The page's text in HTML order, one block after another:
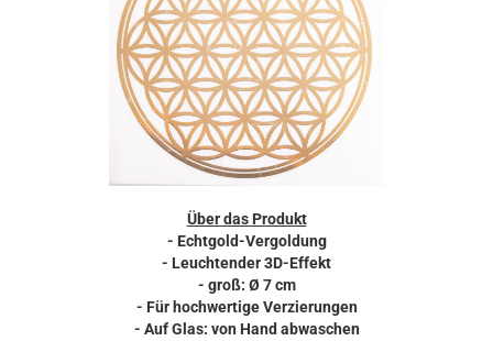
Über das Produkt
- Echtgold-Vergoldung
- Leuchtender 3D-Effekt
- groß: Ø 7 cm
- Für hochwertige Verzierungen
- Auf Glas: von Hand abwaschen